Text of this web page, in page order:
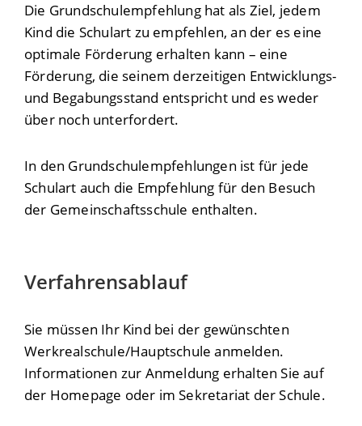
Die Grundschulempfehlung hat als Ziel, jedem
Kind die Schulart zu empfehlen, an der es eine
optimale Förderung erhalten kann – eine
Förderung, die seinem derzeitigen Entwicklungs-
und Begabungsstand entspricht und es weder
über noch unterfordert.
In den Grundschulempfehlungen ist für jede
Schulart auch die Empfehlung für den Besuch
der Gemeinschaftsschule enthalten.
Verfahrensablauf
Sie müssen Ihr Kind bei der gewünschten
Werkrealschule/Hauptschule anmelden.
Informationen zur Anmeldung erhalten Sie auf
der Homepage oder im Sekretariat der Schule.